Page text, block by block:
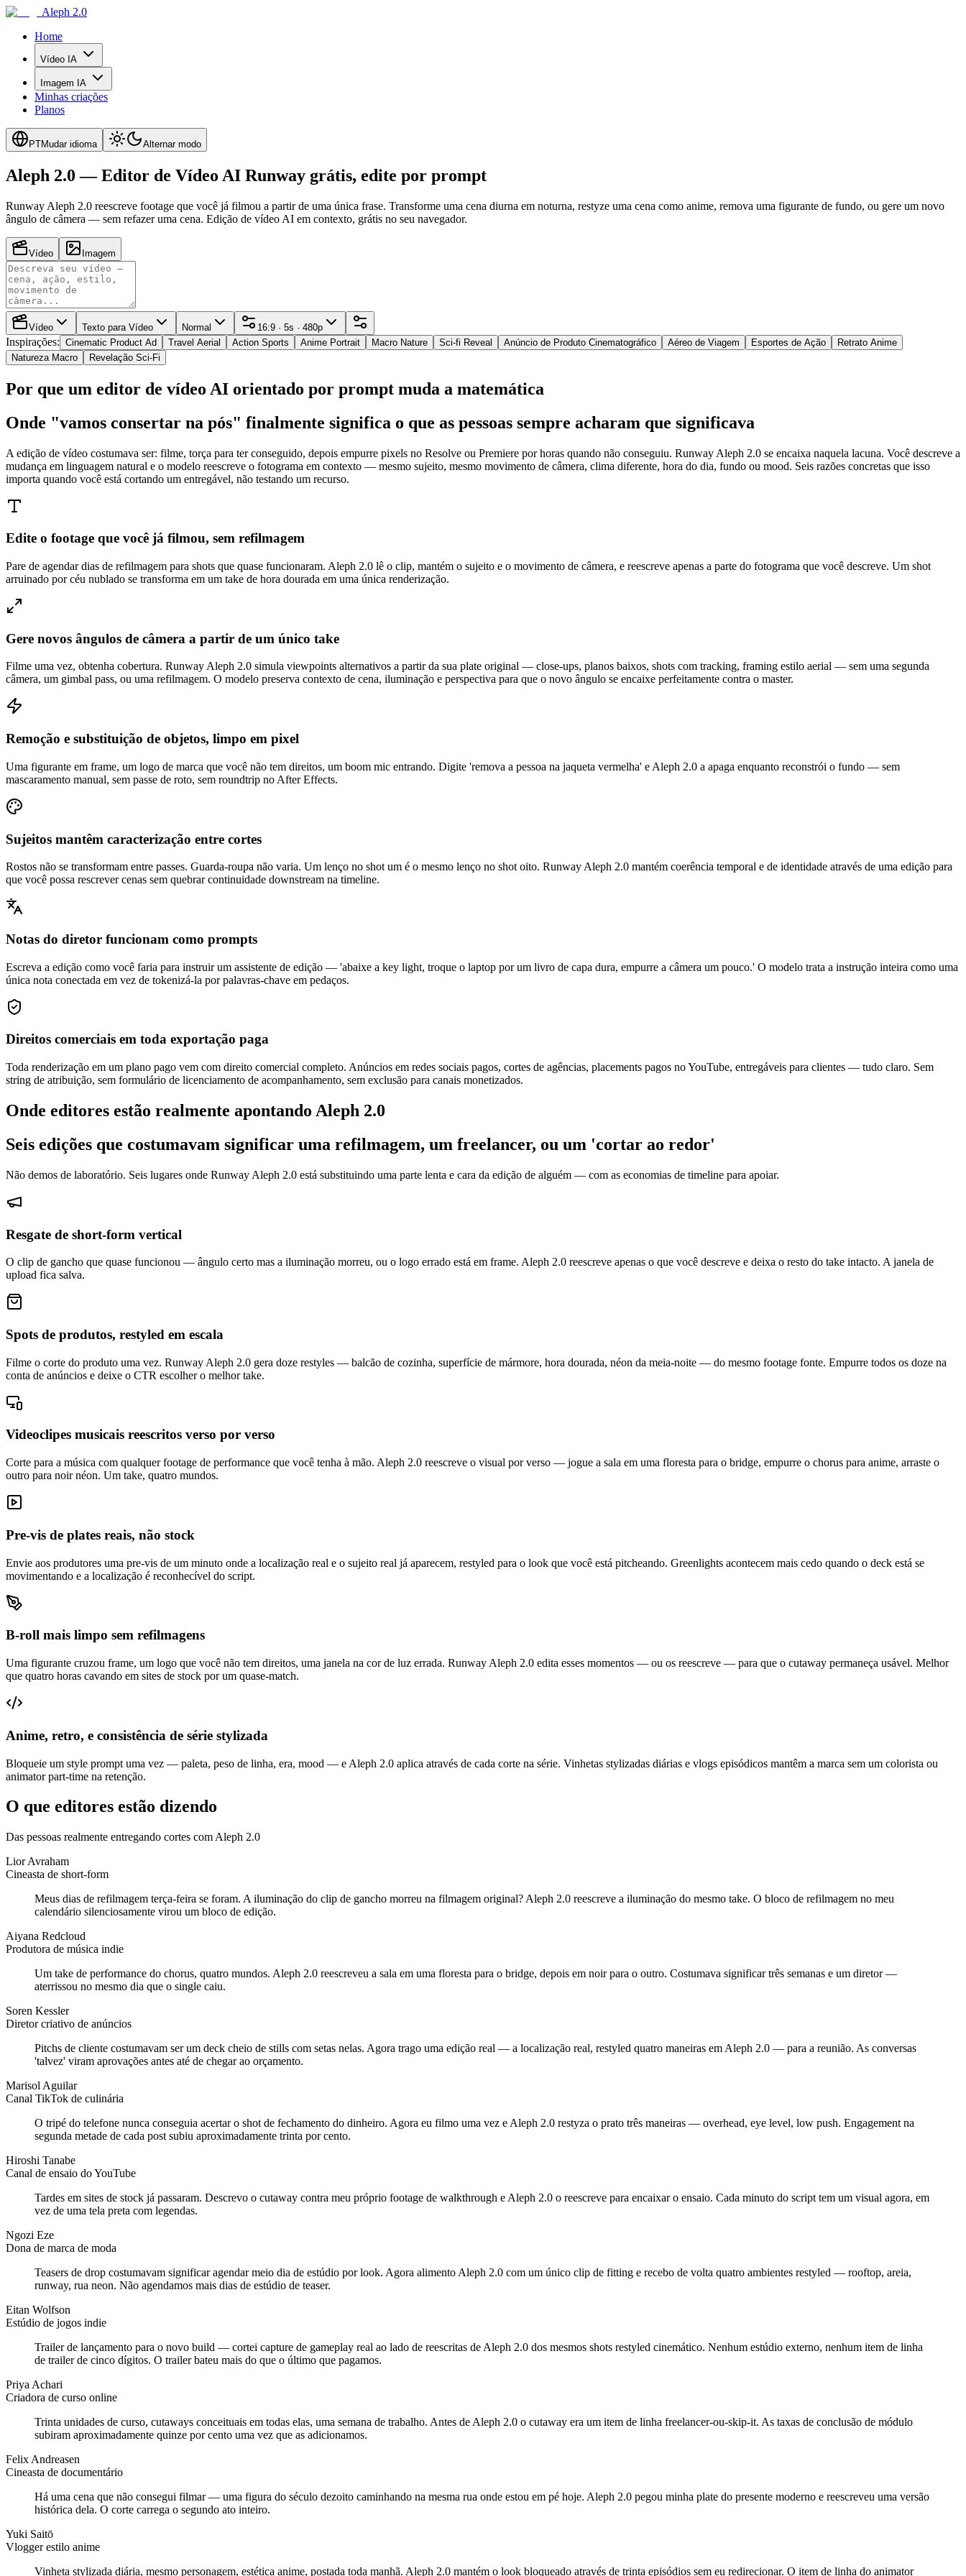
Aleph 2.0
Home
Vídeo IA
Imagem IA
Minhas criações
Planos
PTMudar idioma Alternar modo
Aleph 2.0 — Editor de Vídeo AI Runway grátis, edite por prompt
Runway Aleph 2.0 reescreve footage que você já filmou a partir de uma única frase. Transforme uma cena diurna em noturna, restyze uma cena como anime, remova uma figurante de fundo, ou gere um novo
ângulo de câmera — sem refazer uma cena. Edição de vídeo AI em contexto, grátis no seu navegador.
Vídeo Imagem
Vídeo Texto para Vídeo Normal 16:9 · 5s · 480p
Inspirações: Cinematic Product Ad Travel Aerial Action Sports Anime Portrait Macro Nature Sci-fi Reveal Anúncio de Produto Cinematográfico Aéreo de Viagem Esportes de Ação
Retrato Anime
Natureza Macro
Revelação Sci-Fi
Por que um editor de vídeo AI orientado por prompt muda a matemática
Onde "vamos consertar na pós" finalmente significa o que as pessoas sempre acharam que significava
A edição de vídeo costumava ser: filme, torça para ter conseguido, depois empurre pixels no Resolve ou Premiere por horas quando não conseguiu. Runway Aleph 2.0 se encaixa naquela lacuna. Você descreve a
mudança em linguagem natural e o modelo reescreve o fotograma em contexto — mesmo sujeito, mesmo movimento de câmera, clima diferente, hora do dia, fundo ou mood. Seis razões concretas que isso
importa quando você está cortando um entregável, não testando um recurso.
Edite o footage que você já filmou, sem refilmagem
Pare de agendar dias de refilmagem para shots que quase funcionaram. Aleph 2.0 lê o clip, mantém o sujeito e o movimento de câmera, e reescreve apenas a parte do fotograma que você descreve. Um shot
arruinado por céu nublado se transforma em um take de hora dourada em uma única renderização.
Gere novos ângulos de câmera a partir de um único take
Filme uma vez, obtenha cobertura. Runway Aleph 2.0 simula viewpoints alternativos a partir da sua plate original — close-ups, planos baixos, shots com tracking, framing estilo aerial — sem uma segunda
câmera, um gimbal pass, ou uma refilmagem. O modelo preserva contexto de cena, iluminação e perspectiva para que o novo ângulo se encaixe perfeitamente contra o master.
Remoção e substituição de objetos, limpo em pixel
Uma figurante em frame, um logo de marca que você não tem direitos, um boom mic entrando. Digite 'remova a pessoa na jaqueta vermelha' e Aleph 2.0 a apaga enquanto reconstrói o fundo — sem
mascaramento manual, sem passe de roto, sem roundtrip no After Effects.
Sujeitos mantêm caracterização entre cortes
Rostos não se transformam entre passes. Guarda-roupa não varia. Um lenço no shot um é o mesmo lenço no shot oito. Runway Aleph 2.0 mantém coerência temporal e de identidade através de uma edição para
que você possa rescrever cenas sem quebrar continuidade downstream na timeline.
Notas do diretor funcionam como prompts
Escreva a edição como você faria para instruir um assistente de edição — 'abaixe a key light, troque o laptop por um livro de capa dura, empurre a câmera um pouco.' O modelo trata a instrução inteira como uma
única nota conectada em vez de tokenizá-la por palavras-chave em pedaços.
Direitos comerciais em toda exportação paga
Toda renderização em um plano pago vem com direito comercial completo. Anúncios em redes sociais pagos, cortes de agências, placements pagos no YouTube, entregáveis para clientes — tudo claro. Sem
string de atribuição, sem formulário de licenciamento de acompanhamento, sem exclusão para canais monetizados.
Onde editores estão realmente apontando Aleph 2.0
Seis edições que costumavam significar uma refilmagem, um freelancer, ou um 'cortar ao redor'
Não demos de laboratório. Seis lugares onde Runway Aleph 2.0 está substituindo uma parte lenta e cara da edição de alguém — com as economias de timeline para apoiar.
Resgate de short-form vertical
O clip de gancho que quase funcionou — ângulo certo mas a iluminação morreu, ou o logo errado está em frame. Aleph 2.0 reescreve apenas o que você descreve e deixa o resto do take intacto. A janela de
upload fica salva.
Spots de produtos, restyled em escala
Filme o corte do produto uma vez. Runway Aleph 2.0 gera doze restyles — balcão de cozinha, superfície de mármore, hora dourada, néon da meia-noite — do mesmo footage fonte. Empurre todos os doze na
conta de anúncios e deixe o CTR escolher o melhor take.
Videoclipes musicais reescritos verso por verso
Corte para a música com qualquer footage de performance que você tenha à mão. Aleph 2.0 reescreve o visual por verso — jogue a sala em uma floresta para o bridge, empurre o chorus para anime, arraste o
outro para noir néon. Um take, quatro mundos.
Pre-vis de plates reais, não stock
Envie aos produtores uma pre-vis de um minuto onde a localização real e o sujeito real já aparecem, restyled para o look que você está pitcheando. Greenlights acontecem mais cedo quando o deck está se
movimentando e a localização é reconhecível do script.
B-roll mais limpo sem refilmagens
Uma figurante cruzou frame, um logo que você não tem direitos, uma janela na cor de luz errada. Runway Aleph 2.0 edita esses momentos — ou os reescreve — para que o cutaway permaneça usável. Melhor
que quatro horas cavando em sites de stock por um quase-match.
Anime, retro, e consistência de série stylizada
Bloqueie um style prompt uma vez — paleta, peso de linha, era, mood — e Aleph 2.0 aplica através de cada corte na série. Vinhetas stylizadas diárias e vlogs episódicos mantêm a marca sem um colorista ou
animator part-time na retenção.
O que editores estão dizendo
Das pessoas realmente entregando cortes com Aleph 2.0
Lior Avraham
Cineasta de short-form
Meus dias de refilmagem terça-feira se foram. A iluminação do clip de gancho morreu na filmagem original? Aleph 2.0 reescreve a iluminação do mesmo take. O bloco de refilmagem no meu
calendário silenciosamente virou um bloco de edição.
Aiyana Redcloud
Produtora de música indie
Um take de performance do chorus, quatro mundos. Aleph 2.0 reescreveu a sala em uma floresta para o bridge, depois em noir para o outro. Costumava significar três semanas e um diretor —
aterrissou no mesmo dia que o single caiu.
Soren Kessler
Diretor criativo de anúncios
Pitchs de cliente costumavam ser um deck cheio de stills com setas nelas. Agora trago uma edição real — a localização real, restyled quatro maneiras em Aleph 2.0 — para a reunião. As conversas
'talvez' viram aprovações antes até de chegar ao orçamento.
Marisol Aguilar
Canal TikTok de culinária
O tripé do telefone nunca conseguia acertar o shot de fechamento do dinheiro. Agora eu filmo uma vez e Aleph 2.0 restyza o prato três maneiras — overhead, eye level, low push. Engagement na
segunda metade de cada post subiu aproximadamente trinta por cento.
Hiroshi Tanabe
Canal de ensaio do YouTube
Tardes em sites de stock já passaram. Descrevo o cutaway contra meu próprio footage de walkthrough e Aleph 2.0 o reescreve para encaixar o ensaio. Cada minuto do script tem um visual agora, em
vez de uma tela preta com legendas.
Ngozi Eze
Dona de marca de moda
Teasers de drop costumavam significar agendar meio dia de estúdio por look. Agora alimento Aleph 2.0 com um único clip de fitting e recebo de volta quatro ambientes restyled — rooftop, areia,
runway, rua neon. Não agendamos mais dias de estúdio de teaser.
Eitan Wolfson
Estúdio de jogos indie
Trailer de lançamento para o novo build — cortei capture de gameplay real ao lado de reescritas de Aleph 2.0 dos mesmos shots restyled cinemático. Nenhum estúdio externo, nenhum item de linha
de trailer de cinco dígitos. O trailer bateu mais do que o último que pagamos.
Priya Achari
Criadora de curso online
Trinta unidades de curso, cutaways conceituais em todas elas, uma semana de trabalho. Antes de Aleph 2.0 o cutaway era um item de linha freelancer-ou-skip-it. As taxas de conclusão de módulo
subiram aproximadamente quinze por cento uma vez que as adicionamos.
Felix Andreasen
Cineasta de documentário
Há uma cena que não consegui filmar — uma figura do século dezoito caminhando na mesma rua onde estou em pé hoje. Aleph 2.0 pegou minha plate do presente moderno e reescreveu uma versão
histórica dela. O corte carrega o segundo ato inteiro.
Yuki Saitō
Vlogger estilo anime
Vinheta stylizada diária, mesmo personagem, estética anime, postada toda manhã. Aleph 2.0 mantém o look bloqueado através de trinta episódios sem eu redirecionar. O item de linha do animator